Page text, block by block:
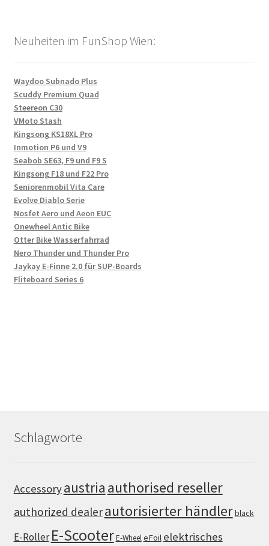
Neuheiten im FunShop Wien:
Waydoo Subnado Plus
Scuddy Premium Quad
Steereon C30
VMoto Stash
Kingsong KS18XL Pro
Inmotion P6 und V9
Seabob SE63, F9 und F9 S
Kingsong F18 und F22 Pro
Seniorenmobil Vita Care
Evolve Diablo Serie
Nosfet Aero und Aeon EUC
Onewheel Antic Bike
Otter Bike Wasserfahrrad
Nero Thunder und Thunder Pro
Jaykay E-Finne 2.0 für SUP-Boards
Fliteboard Series 6
Schlagworte
Accessoryaustria authorised reseller
authorized dealerautorisierter händlerblack
E-Roller E-ScooterE-WheeleFoil elektrisches